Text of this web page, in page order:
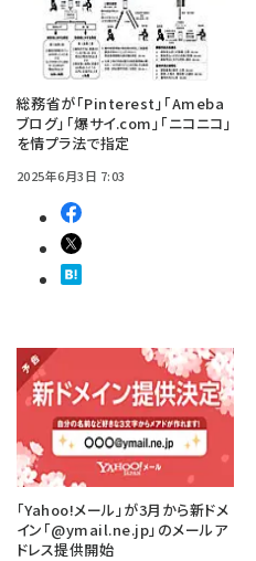
総務省が「Pinterest」「Ameba
ブログ」「爆サイ.com」「ニコニコ」
を情プラ法で指定
2025年6月3日 7:03
「Yahoo!メール」が3月から新ドメ
イン「@ymail.ne.jp」のメールア
ドレス提供開始